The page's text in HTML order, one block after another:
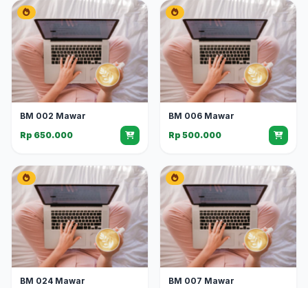
BM 002 Mawar
Rp 650.000
BM 006 Mawar
Rp 500.000
BM 024 Mawar
BM 007 Mawar